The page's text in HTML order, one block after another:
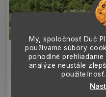
My, spoločnosť Duč
používame súbory
pohodlné
analýze neustále
Orech kráľovský Lara
Francúzsky kompaktný kultivar